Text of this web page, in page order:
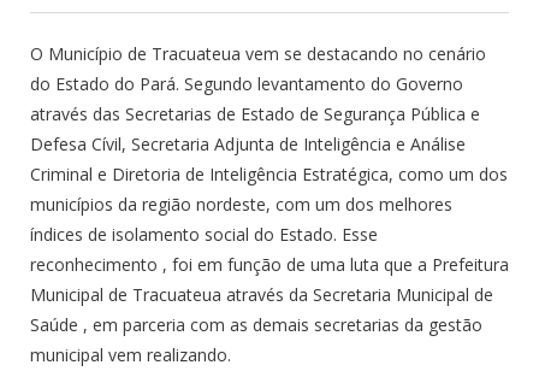
O Município de Tracuateua vem se destacando no cenário
do Estado do Pará. Segundo levantamento do Governo
através das Secretarias de Estado de Segurança Pública e
Defesa Cívil, Secretaria Adjunta de Inteligência e Análise
Criminal e Diretoria de Inteligência Estratégica, como um dos
municípios da região nordeste, com um dos melhores
índices de isolamento social do Estado. Esse
reconhecimento , foi em função de uma luta que a Prefeitura
Municipal de Tracuateua através da Secretaria Municipal de
Saúde , em parceria com as demais secretarias da gestão
municipal vem realizando.